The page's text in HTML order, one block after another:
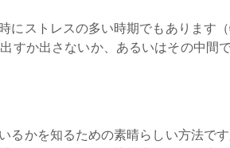
ストレスの多い時期でもあります
すか出さないか、あるいはその中間
るかを知るための素晴らしい方法で